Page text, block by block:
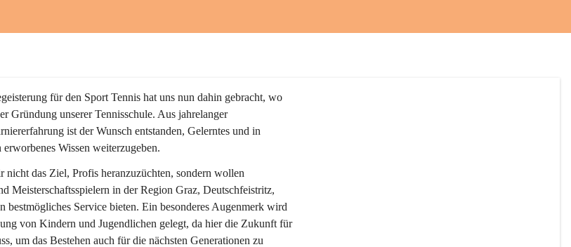
für den Sport Tennis hat uns nun dahin gebracht, wo
Gründung unserer Tennisschule. Aus jahrelanger
ist der Wunsch entstanden, Gelerntes und in
Wissen weiterzugeben.
nicht das Ziel, Profis heranzuzüchten, sondern wollen
Meisterschaftsspielern in der Region Graz, Deutschfeistritz,
bestmögliches Service bieten. Ein besonderes Augenmerk wird
von Kindern und Jugendlichen gelegt, da hier die Zukunft für
um das Bestehen auch für die nächsten Generationen zu